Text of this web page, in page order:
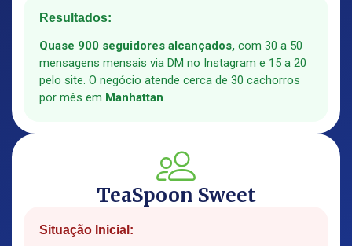
Resultados:
Quase 900 seguidores alcançados, com 30 a 50
mensagens mensais via DM no Instagram e 15 a 20
pelo site. O negócio atende cerca de 30 cachorros
por mês em Manhattan.
TeaSpoon Sweet
Situação Inicial: